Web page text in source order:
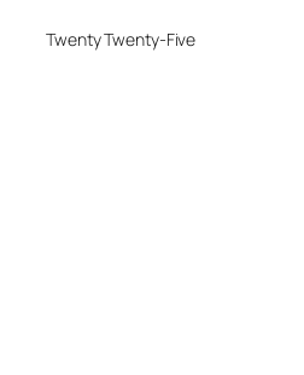
Twenty Twenty-Five